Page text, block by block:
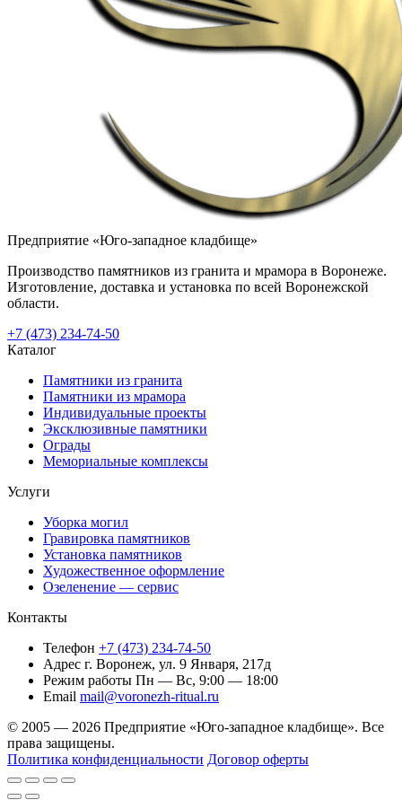
Предприятие «Юго-западное кладбище»
Производство памятников из гранита и мрамора в Воронеже.
Изготовление, доставка и установка по всей Воронежской
области.
+7 (473) 234-74-50
Каталог
Памятники из гранита
Памятники из мрамора
Индивидуальные проекты
Эксклюзивные памятники
Ограды
Мемориальные комплексы
Услуги
Уборка могил
Гравировка памятников
Установка памятников
Художественное оформление
Озеленение — сервис
Контакты
Телефон +7 (473) 234-74-50
Адрес г. Воронеж, ул. 9 Января, 217д
Режим работы Пн — Вс, 9:00 — 18:00
Email mail@voronezh-ritual.ru
© 2005 — 2026 Предприятие «Юго-западное кладбище». Все
права защищены.
Политика конфиденциальности Договор оферты